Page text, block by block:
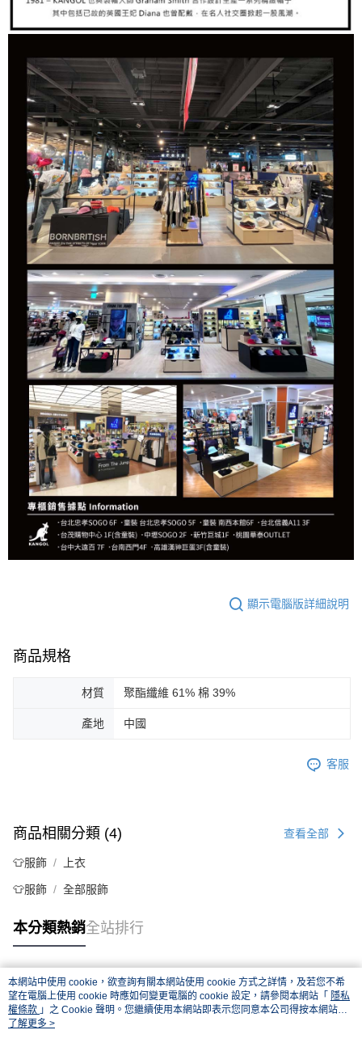
顯示電腦版詳細說明
商品規格
材質 聚酯纖維 61% 棉 39%
產地 中國
客服
商品相關分類 (4) 查看全部
👕服飾 上衣
👕服飾 全部服飾
本分類熱銷全站排行
熱門標籤
本網站中使用 cookie，欲查詢有關本網站使用 cookie 方式之詳情，及若您不希
望在電腦上使用 cookie 時應如何變更電腦的 cookie 設定，請參閱本網站「 隱私
權條款 」之 Cookie 聲明。您繼續使用本網站即表示您同意本公司得按本網站使
用條款之 Cookie 聲明使用 cookie。
了解更多 >